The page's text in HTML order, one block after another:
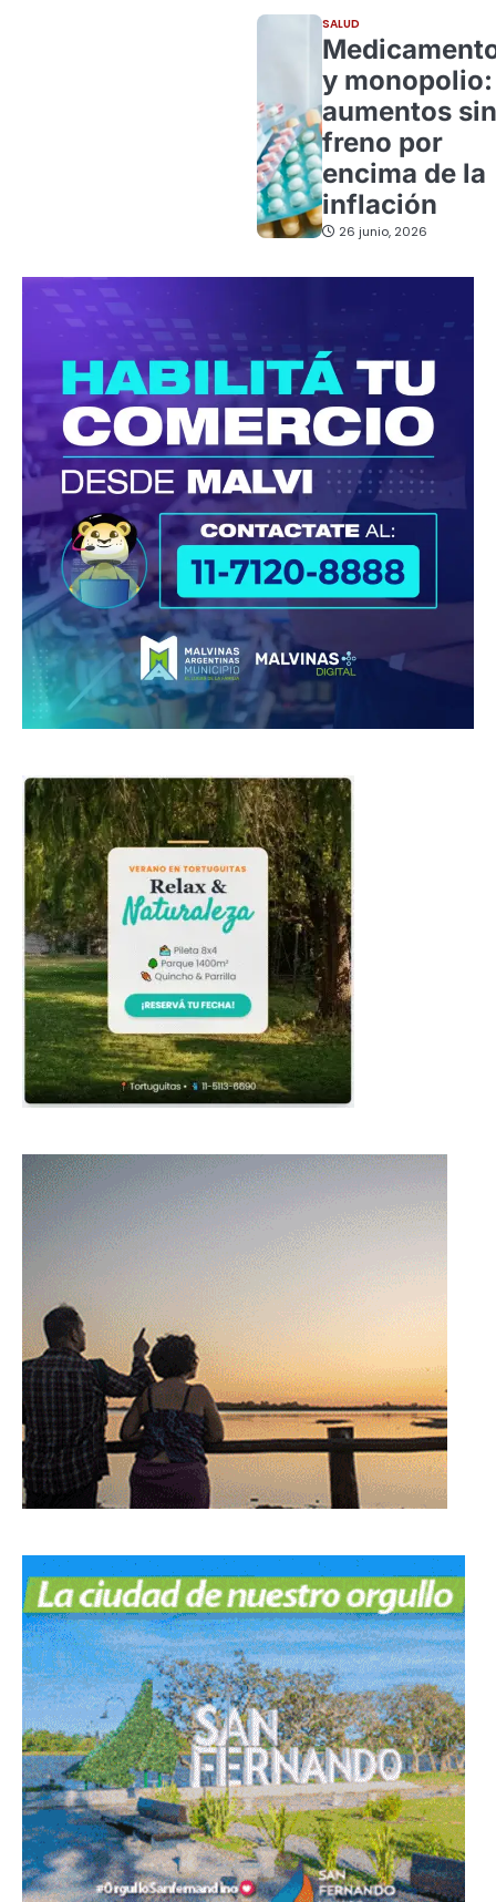
SALUD
y monopolio:
aumentos sin
freno por
encima de la
inflación
26 junio, 2026